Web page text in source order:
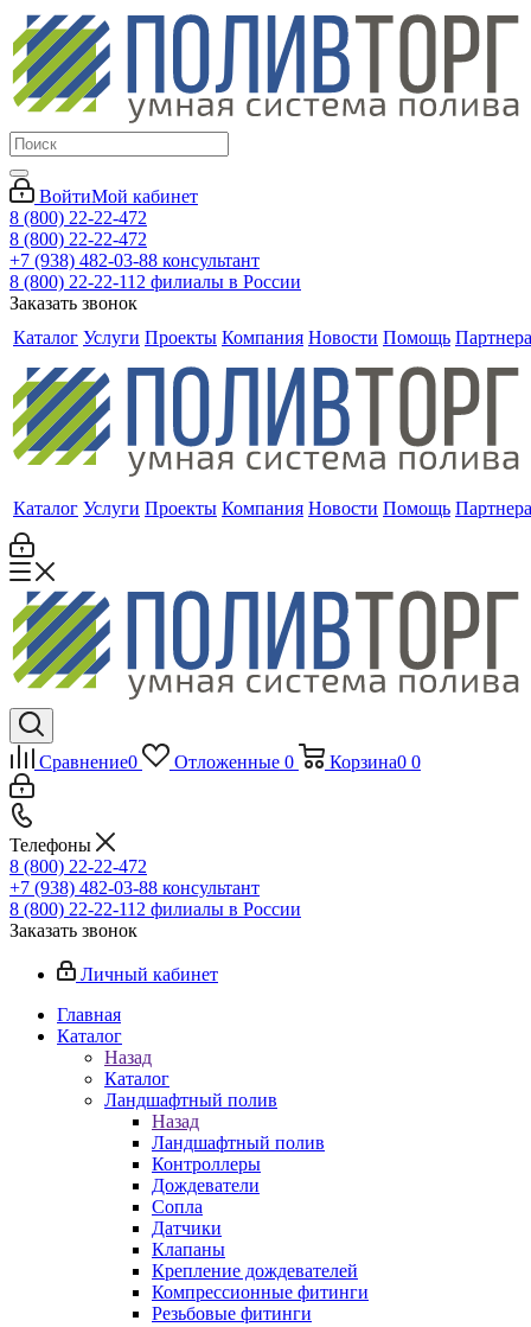
ВойтиМой кабинет
8 (800) 22-22-472
8 (800) 22-22-472
+7 (938) 482-03-88 консультант
8 (800) 22-22-112 филиалы в России
Заказать звонок
Каталог Услуги Проекты Компания Новости Помощь
Каталог Услуги Проекты Компания Новости Помощь
Сравнение0 Отложенные 0 Корзина0 0
Телефоны
8 (800) 22-22-472
+7 (938) 482-03-88 консультант
8 (800) 22-22-112 филиалы в России
Заказать звонок
Личный кабинет
Главная
Каталог
Назад
Каталог
Ландшафтный полив
Назад
Ландшафтный полив
Контроллеры
Дождеватели
Сопла
Датчики
Клапаны
Крепление дождевателей
Компрессионные фитинги
Резьбовые фитинги